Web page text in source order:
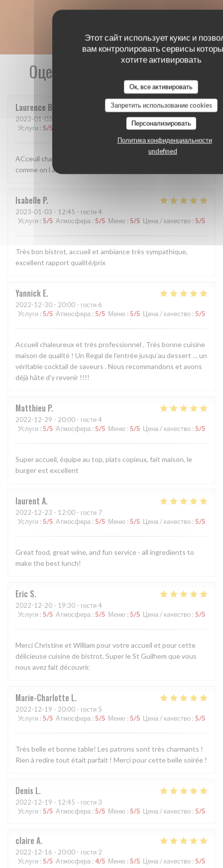
Этот сайт использует кукис и
вам контролировать сервисы
хотите активировать
Ок, все активировать
Запретить использование cookies
Персонализировать
Политика конфиденциальности
undefined
Оценки наших посетителей
Laurence B
2023-01-03
Услуги : 5/5 :5/5 Цена / качество:5
ACceuil chaleureux Bon choix de vins sélectionnés Cuisine
comme on l aime Prix raisonnables
Isabelle P
2023-01-03 - 12:45 - гости 4
Услуги : 5/5 Атмосфера : 5/5 Меню : 5/5 Цена / качество : 5/5
Très bon bistrot, accueil et ambiance très sympathique,
excellent rapport qualité/prix
Yannick E
2022-12-30 - 20:00 - гости 6
Услуги : 5/5 Атмосфера : 5/5 Меню : 5/5 Цена / качество : 5/5
Accueil chaleureux et très professionnel . Très bonne cuisine
maison de qualité ! Un Regal de l’entrée jusqu’au dessert … un
véritable cocktail de saveurs . Nous recommandons et avons
déjà hâte d’y revenir !!!!
Matthieu P
2022-12-29 - 20:00 - гости 4
Услуги : 5/5 Атмосфера : 5/5 Меню : 5/5 Цена / качество : 5/5
Super accueil, équipe au top, plats copieux, fait maison, le
burger est excellent
laurent A
2022-12-23 - 12:00 - гости 7
Услуги : 5/5 Атмосфера : 5/5 Меню : 5/5 Цена / качество : 5/5
Great food, great wine, and fun service - all ingredients to
make the best lunch!
Eric S
2022-12-20 - 19:30 - гости 4
Услуги : 5/5 Атмосфера : 5/5 Меню : 5/5 Цена / качество : 5/5
Merci Christine et William pour votre accueil et pour cette
délicieuse cuisine de bistrot. Super le St Guilhem que vous
nous avez fait découvrir.
Marie-Charlotte L
2022-12-19 - 20:00 - гости 5
Услуги : 5/5 Атмосфера : 5/5 Меню : 5/5 Цена / качество : 5/5
Très belle et bonne table! Les patrons sont très charmants !
Rien à redire tout était parfait ! Merci pour cette belle soirée !
Denis L
2022-12-19 - 12:45 - гости 3
Услуги : 5/5 Атмосфера : 5/5 Меню : 5/5 Цена / качество : 5/5
claire A
2022-12-16 - 20:00 - гости 2
Услуги : 5/5 Атмосфера : 4/5 Меню : 5/5 Цена / качество : 5/5